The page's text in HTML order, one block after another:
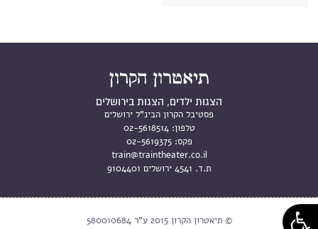
הצגות ילדים, הצגות בירושלים
פסטיבל הקרון הבינ"ל ירושלים
טלפון: 02-5618514
פקס: 02-5619375
train@traintheater.co.il
ת.ד. 4541 ירושלים 9104401
© תיאטרון הקרון 2015 ע"ר 580010684